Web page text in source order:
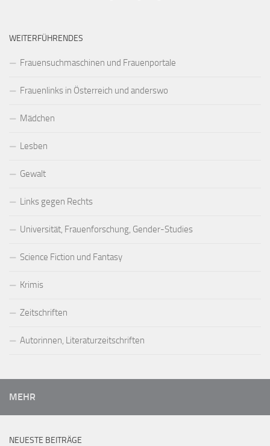
WEITERFÜHRENDES
Frauensuchmaschinen und Frauenportale
Frauenlinks in Österreich und anderswo
Mädchen
Lesben
Gewalt
Links gegen Rechts
Universität, Frauenforschung, Gender-Studies
Science Fiction und Fantasy
Krimis
Zeitschriften
Autorinnen, Literaturzeitschriften
MEHR
NEUESTE BEITRÄGE